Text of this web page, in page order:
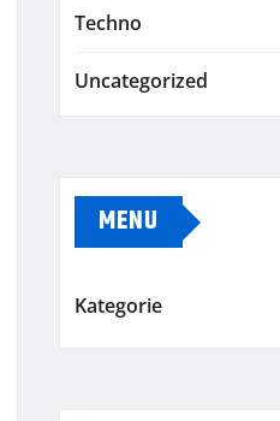
Techno
Uncategorized
MENU
Kategorie